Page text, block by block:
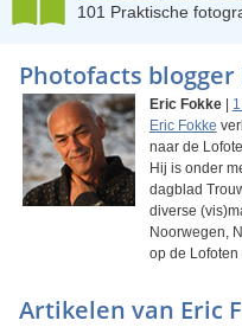
101 Praktische
Photofacts blogger
Eric Fokke|
Eric Fokke
naar de
Hij is onder
dagblad
diverse
Noorwegen,
op de Lofoten
Artikelen van Eric